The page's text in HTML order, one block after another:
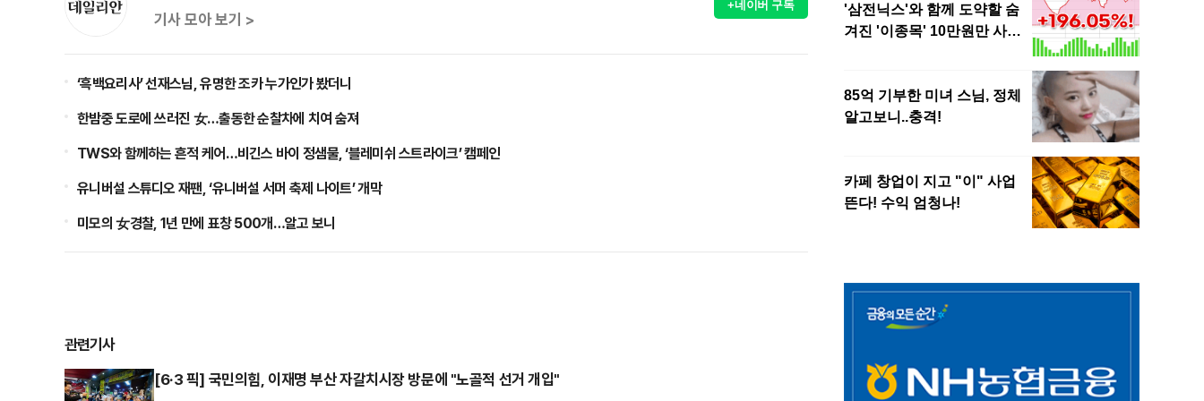
기사 모아 보기 >
+네이버 구독
‘흑백요리사’ 선재스님, 유명한 조카 누가인가 봤더니
한밤중 도로에 쓰러진 女…출동한 순찰차에 치여 숨져
TWS와 함께하는 흔적 케어…비긴스 바이 정샘물, ‘블레미쉬 스트라이크’ 캠페인
유니버설 스튜디오 재팬, ‘유니버설 서머 축제 나이트’ 개막
미모의 女경찰, 1년 만에 표창 500개…알고 보니
관련기사
[6·3 픽] 국민의힘, 이재명 부산 자갈치시장 방문에 "노골적 선거 개입"